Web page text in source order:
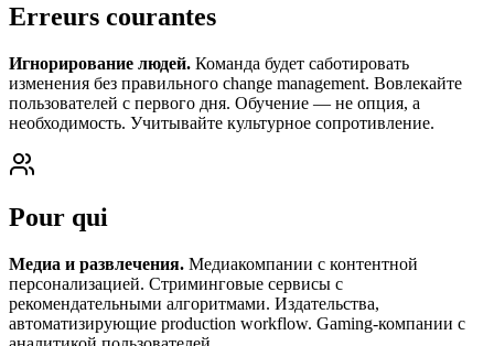
Erreurs courantes
Игнорирование людей. Команда будет саботировать
изменения без правильного change management. Вовлекайте
пользователей с первого дня. Обучение — не опция, а
необходимость. Учитывайте культурное сопротивление.
Pour qui
Медиа и развлечения. Медиакомпании с контентной
персонализацией. Стриминговые сервисы с
рекомендательными алгоритмами. Издательства,
автоматизирующие production workflow. Gaming-компании с